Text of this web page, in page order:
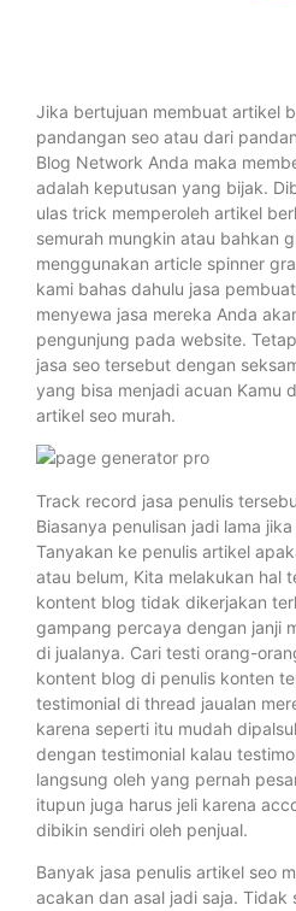
Jika bertujuan membuat artikel
pandangan seo atau dari
Blog Network Anda maka
adalah keputusan yang bijak.
ulas trick memperoleh artikel
semurah mungkin atau bahkan
menggunakan article spinner
kami bahas dahulu jasa
menyewa jasa mereka Anda
pengunjung pada website.
jasa seo tersebut dengan
yang bisa menjadi acuan Kamu
artikel seo murah.
Track record jasa penulis
Biasanya penulisan jadi lama
Tanyakan ke penulis artikel
atau belum, Kita melakukan hal
kontent blog tidak dikerjakan
gampang percaya dengan janji
di jualanya. Cari testi orang-
kontent blog di penulis konten
testimonial di thread jaualan
karena seperti itu mudah
dengan testimonial kalau
langsung oleh yang pernah
itupun juga harus jeli karena
dibikin sendiri oleh penjual.
Banyak jasa penulis artikel seo
acakan dan asal jadi saja. Tidak